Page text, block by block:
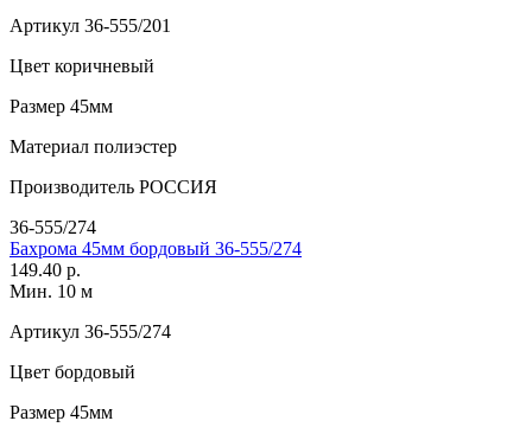
Артикул 36-555/201
Цвет коричневый
Размер 45мм
Материал полиэстер
Производитель РОССИЯ
36-555/274
Бахрома 45мм бордовый 36-555/274
149.40 р.
Мин. 10 м
Артикул 36-555/274
Цвет бордовый
Размер 45мм